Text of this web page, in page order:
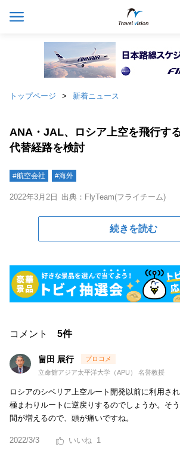
トップページ 新着ニュース
ANA・JAL、ロシア上空を飛行す
代替経路を検討
#航空会社 #海外
2022年3月2日 出典：FlyTeam(フライチーム)
続きを読む
コメント 5件
畠田 展行
立命館アジア太平洋大学（APU） 名誉教授
ロシアのシベリア上空ルート開発以前に利用さ
極まわりルートに逆戻りするのでしょうか。そ
間が増えるので、頭が痛いですね。
2022/3/3 1